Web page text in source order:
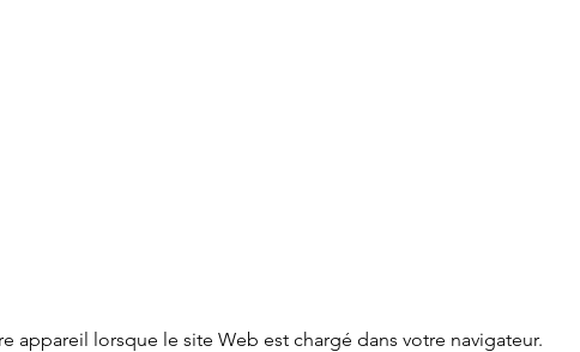
lorsque le site Web est chargé dans votre navigateur.